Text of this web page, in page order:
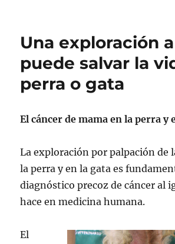
Una exploración
puede salvar la
perra o gata
El cáncer de mama en la perra y
La exploración por palpación de
la perra y en la gata es
diagnóstico precoz de cáncer al
hace en medicina humana.
El